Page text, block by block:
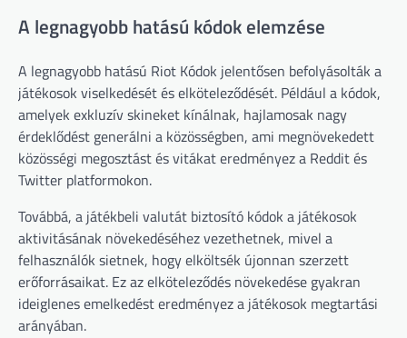
A legnagyobb hatású kódok elemzése
A legnagyobb hatású Riot Kódok jelentősen befolyásolták a
játékosok viselkedését és elköteleződését. Például a kódok,
amelyek exkluzív skineket kínálnak, hajlamosak nagy
érdeklődést generálni a közösségben, ami megnövekedett
közösségi megosztást és vitákat eredményez a Reddit és
Twitter platformokon.
Továbbá, a játékbeli valutát biztosító kódok a játékosok
aktivitásának növekedéséhez vezethetnek, mivel a
felhasználók sietnek, hogy elköltsék újonnan szerzett
erőforrásaikat. Ez az elköteleződés növekedése gyakran
ideiglenes emelkedést eredményez a játékosok megtartási
arányában.